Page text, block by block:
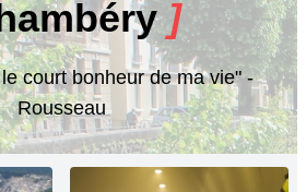
]
court bonheur de ma vie" -
Rousseau